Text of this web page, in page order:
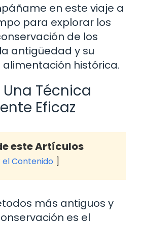
en este viaje a
para explorar los
de los
antigüedad y su
histórica.
Una Técnica
Eficaz
este Artículos
Contenido
más antiguos y
es el